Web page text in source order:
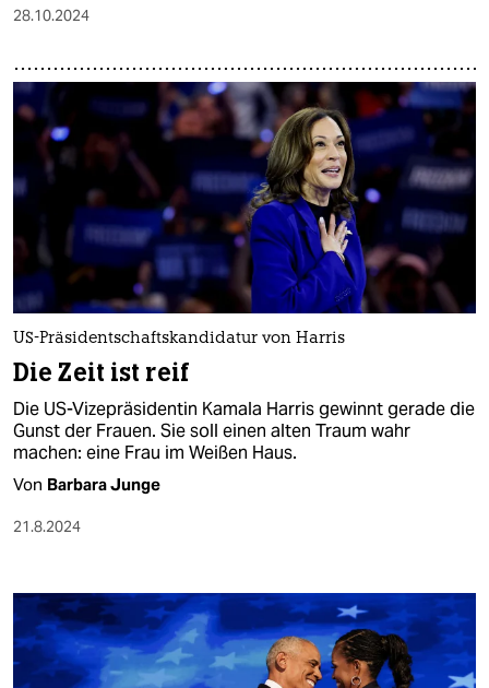
28.10.2024
US-Präsidentschaftskandidatur von Harris
Die Zeit ist reif
Die US-Vizepräsidentin Kamala Harris gewinnt gerade die
Gunst der Frauen. Sie soll einen alten Traum wahr
machen: eine Frau im Weißen Haus.
Von Barbara Junge
21.8.2024